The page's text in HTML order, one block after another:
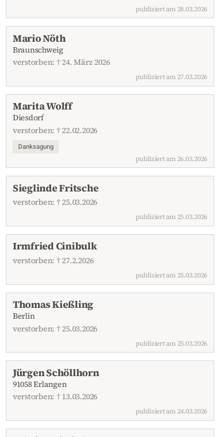
publiziert am 28.03.2026
Mario Nöth
Braunschweig
verstorben: † 24. März 2026
publiziert am 27.03.2026
Marita Wolff
Diesdorf
verstorben: † 22.02.2026
Danksagung
publiziert am 26.03.2026
Sieglinde Fritsche
verstorben: † 25.03.2026
publiziert am 25.03.2026
Irmfried Cinibulk
verstorben: † 27.2.2026
publiziert am 25.03.2026
Thomas Kießling
Berlin
verstorben: † 25.03.2026
publiziert am 25.03.2026
Jürgen Schöllhorn
91058 Erlangen
verstorben: † 13.03.2026
publiziert am 24.03.2026